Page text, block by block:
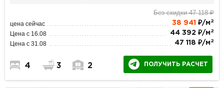
Без скидки 47 118 ₽
цена сейчас 38 941 ₽/м 2
Цена с 16.08 44 392 ₽/м 2
Цена с 31.08 47 118 ₽/м 2
4 3 2 ПОЛУЧИТЬ РАСЧЕТ